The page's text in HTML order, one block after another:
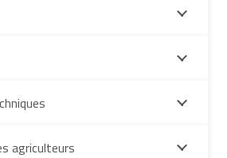
agriculteurs